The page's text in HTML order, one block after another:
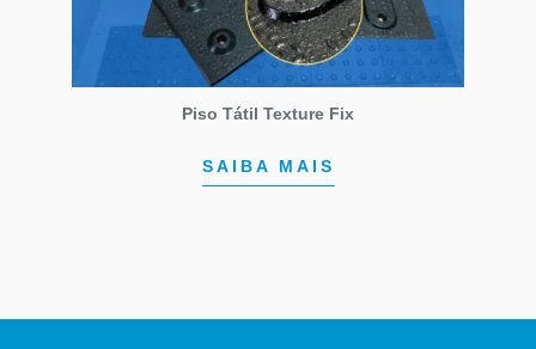
Piso Tátil Texture Fix
SAIBA MAIS